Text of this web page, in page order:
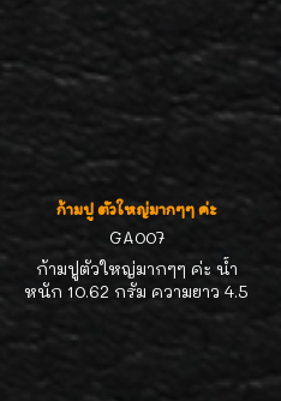
ก้ามปู ตัวใหญ่มากๆๆ ค่ะ
GA007
ก้ามปูตัวใหญ่มากๆๆ ค่ะ น้ำ
หนัก 10.62 กรัม ความยาว 4.5
ซม. สปริงแน่นหมุนได้รอบตัว